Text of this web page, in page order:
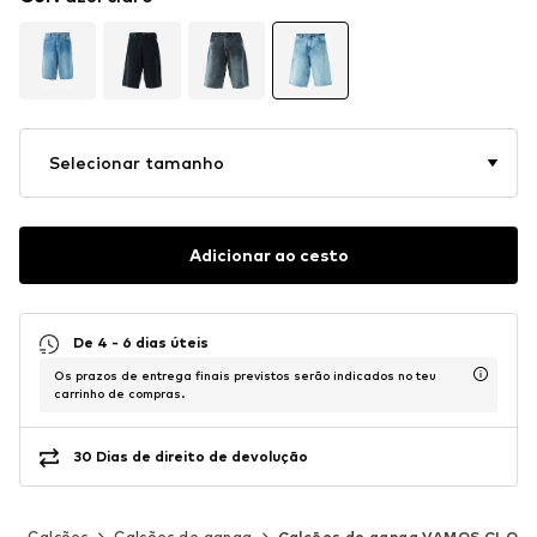
Selecionar tamanho
Adicionar ao cesto
De 4 - 6 dias úteis
Os prazos de entrega finais previstos serão indicados no teu
carrinho de compras.
30 Dias de direito de devolução